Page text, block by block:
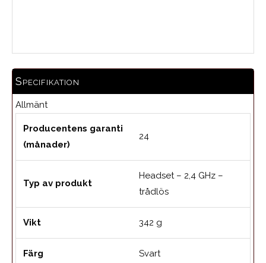
Specifikation
Allmänt
Producentens garanti
(månader)
24
Typ av produkt
Headset – 2,4 GHz –
trådlös
Vikt 342 g
Färg Svart